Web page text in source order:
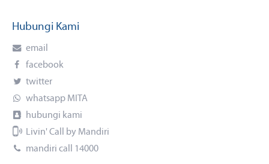
Hubungi Kami
email
facebook
twitter
whatsapp MITA
hubungi kami
Livin' Call by Mandiri
mandiri call 14000